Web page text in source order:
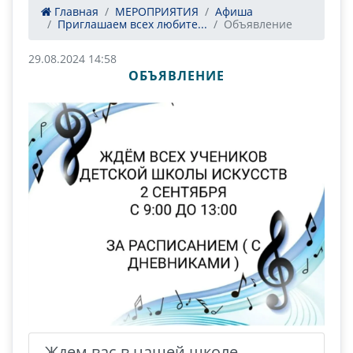
Главная МЕРОПРИЯТИЯ
Афиша
Приглашаем всех любите...
Объявление
29.08.2024 14:58
ОБЪЯВЛЕНИЕ